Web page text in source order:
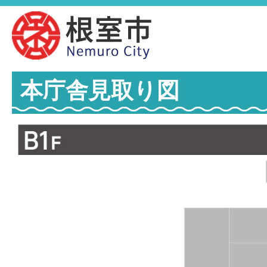
本庁舎見取り図